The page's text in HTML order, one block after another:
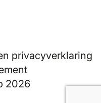
privacyverklaring
2026